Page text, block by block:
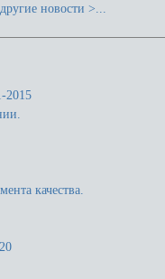
новости >...
2015
качества.